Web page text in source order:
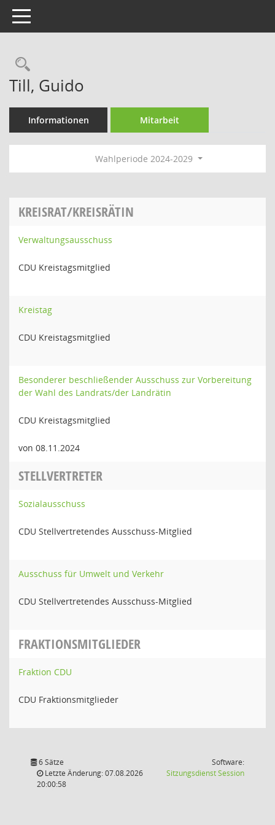
Toggle navigation
Rechercheauswahl
Till, Guido
Informationen Mitarbeit
Wahlperiode 2024-2029
KREISRAT/KREISRÄTIN
Verwaltungsausschuss
CDU Kreistagsmitglied
Kreistag
CDU Kreistagsmitglied
Besonderer beschließender Ausschuss zur Vorbereitung
der Wahl des Landrats/der Landrätin
CDU Kreistagsmitglied
von 08.11.2024
STELLVERTRETER
Sozialausschuss
CDU Stellvertretendes Ausschuss-Mitglied
Ausschuss für Umwelt und Verkehr
CDU Stellvertretendes Ausschuss-Mitglied
FRAKTIONSMITGLIEDER
Fraktion CDU
CDU Fraktionsmitglieder
6 Sätze
Letzte Änderung: 07.08.2026
20:00:58
Software:
SitzungsdienstSession(Wird in